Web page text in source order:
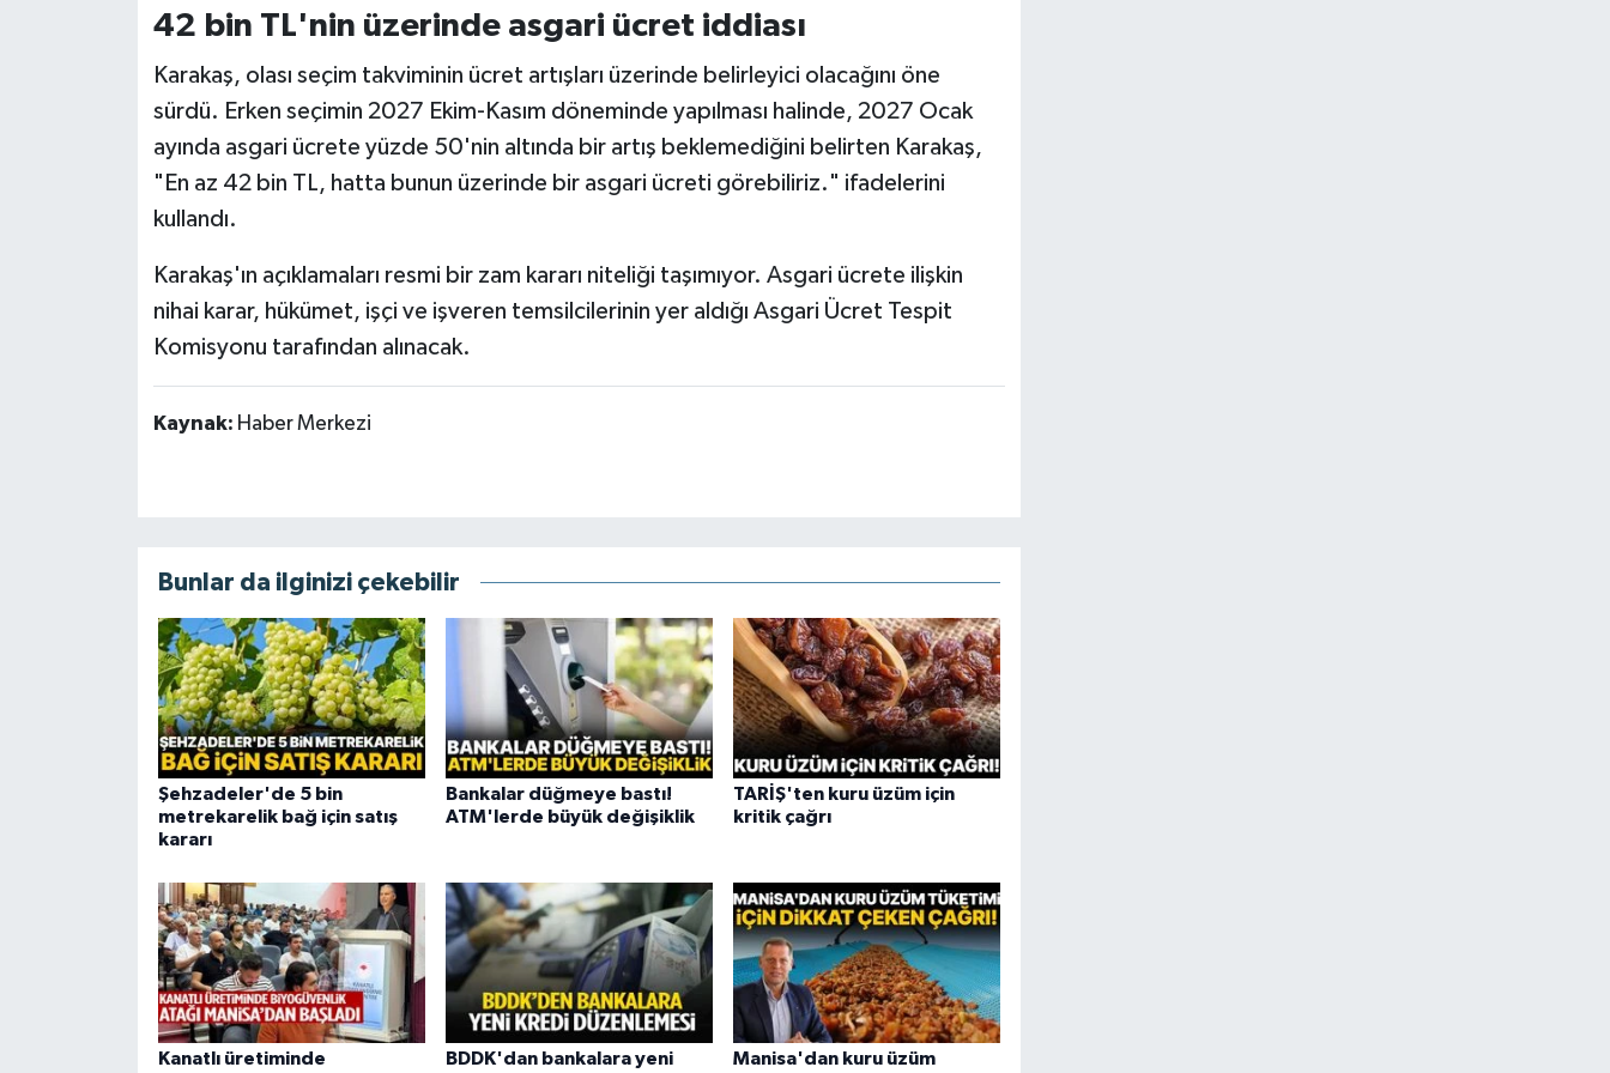
42 bin TL'nin üzerinde asgari ücret iddiası
Karakaş, olası seçim takviminin ücret artışları üzerinde belirleyici olacağını öne
sürdü. Erken seçimin 2027 Ekim-Kasım döneminde yapılması halinde, 2027 Ocak
ayında asgari ücrete yüzde 50'nin altında bir artış beklemediğini belirten Karakaş,
"En az 42 bin TL, hatta bunun üzerinde bir asgari ücreti görebiliriz." ifadelerini
kullandı.
Karakaş'ın açıklamaları resmi bir zam kararı niteliği taşımıyor. Asgari ücrete ilişkin
nihai karar, hükümet, işçi ve işveren temsilcilerinin yer aldığı Asgari Ücret Tespit
Komisyonu tarafından alınacak.
Kaynak: Haber Merkezi
Bunlar da ilginizi çekebilir
Şehzadeler'de 5 bin
metrekarelik bağ için satış
kararı
Bankalar düğmeye bastı!
ATM'lerde büyük değişiklik
TARİŞ'ten kuru üzüm için
kritik çağrı
Kanatlı üretiminde
BDDK'dan bankalara yeni
Manisa'dan kuru üzüm